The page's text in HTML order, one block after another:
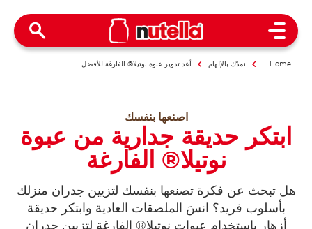
Open Menu
Home نمدّك بالإلهام أعد تدوير عبوة نوتيلا® الفارغة للأفضل
اصنعها بنفسك
ابتكر حديقة جدارية من عبوة
نوتيلا® الفارغة
هل تبحث عن فكرة تصنعها بنفسك لتزيين جدران منزلك
بأسلوب فريد؟ انسَ الملصقات العادية وابتكر حديقة
أزهار باستخدام عبوات نوتيلا® الفارغة لتزيين جدران